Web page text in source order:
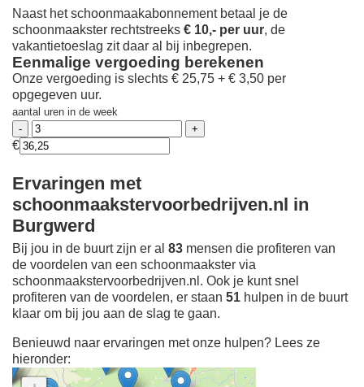
Naast het schoonmaakabonnement betaal je de
schoonmaakster rechtstreeks € 10,- per uur, de
vakantietoeslag zit daar al bij inbegrepen.
Eenmalige vergoeding berekenen
Onze vergoeding is slechts € 25,75 + € 3,50 per
opgegeven uur.
aantal uren in de week
€
Ervaringen met
schoonmaakstervoorbedrijven.nl in
Burgwerd
Bij jou in de buurt zijn er al 83 mensen die profiteren van
de voordelen van een schoonmaakster via
schoonmaakstervoorbedrijven.nl. Ook je kunt snel
profiteren van de voordelen, er staan 51 hulpen in de buurt
klaar om bij jou aan de slag te gaan.
Benieuwd naar ervaringen met onze hulpen? Lees ze
hieronder: